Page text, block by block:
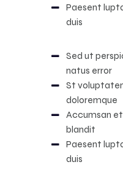
Paesent
duis
Sed ut
natus error
St
doloremque
Accumsan
blandit
Paesent
duis